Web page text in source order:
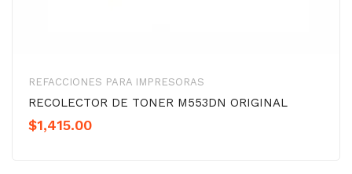
REFACCIONES PARA IMPRESORAS
RECOLECTOR DE TONER M553DN ORIGINAL
$1,415.00